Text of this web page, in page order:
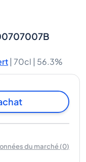
| 70cl | 56.3%
du marché(0)